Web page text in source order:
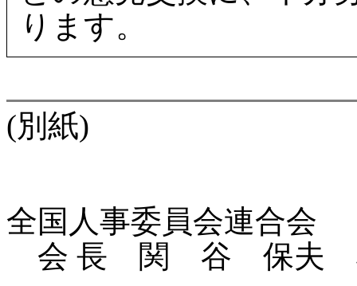
ります。
(別紙)
全国人事委員会連合会
会 長 関 谷 保夫